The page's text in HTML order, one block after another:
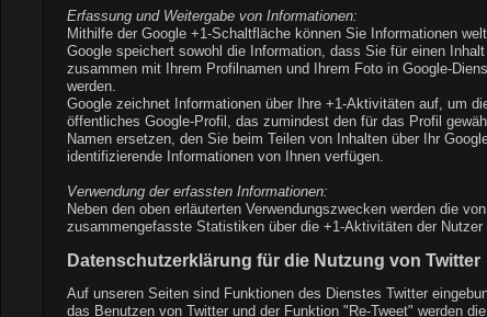
Erfassung und Weitergabe von Informationen:
Mithilfe der Google +1-Schaltfläche können Sie Informationen
Google speichert sowohl die Information, dass Sie für einen
zusammen mit Ihrem Profilnamen und Ihrem Foto in Google-
werden.
Google zeichnet Informationen über Ihre +1-Aktivitäten auf, um
öffentliches Google-Profil, das zumindest den für das Profil
Namen ersetzen, den Sie beim Teilen von Inhalten über Ihr
identifizierende Informationen von Ihnen verfügen.
Verwendung der erfassten Informationen:
Neben den oben erläuterten Verwendungszwecken werden die
zusammengefasste Statistiken über die +1-Aktivitäten der
Datenschutzerklärung für die Nutzung von Twitter
Auf unseren Seiten sind Funktionen des Dienstes Twitter
das Benutzen von Twitter und der Funktion "Re-Tweet" werden